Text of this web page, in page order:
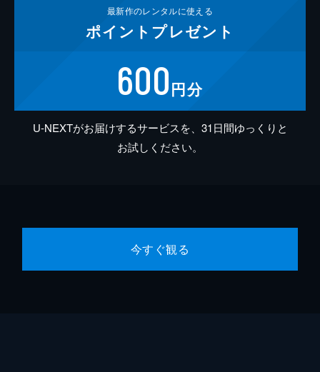
最新作のレンタルに使える
ポイント プレゼント
600円分
U-NEXTがお届けするサービスを、31日間ゆっくりと
お試しください。
今すぐ観る